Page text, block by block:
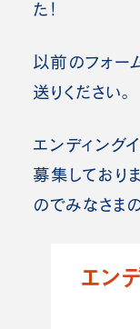
た！
以前のフォー
送りください。
エンディング
募集しており
のでみなさま
エン